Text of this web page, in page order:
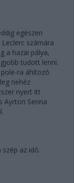
egészen
számára
a hazai pálya,
tudott lenni.
ra áhítozó
nehéz
nyert itt
Ayrton Senna
az idő.